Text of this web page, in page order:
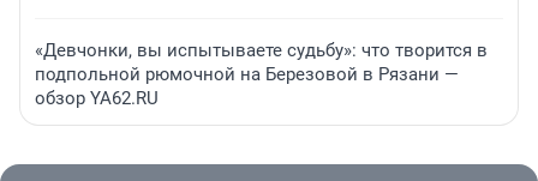
«Девчонки, вы испытываете судьбу»: что творится в
подпольной рюмочной на Березовой в Рязани —
обзор YA62.RU